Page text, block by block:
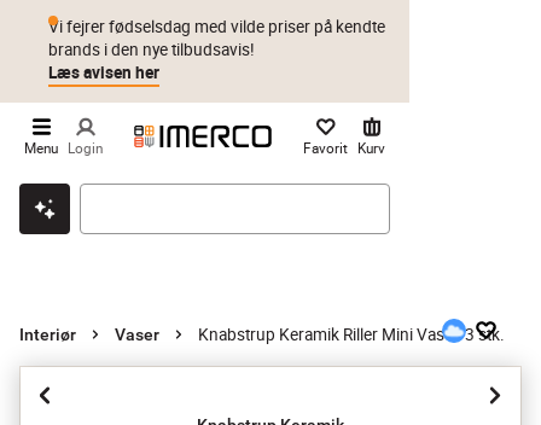
Klik & hent Byt i 1 år Prismatch
Vi fejrer fødselsdag med vilde priser på kendte
brands i den nye tilbudsavis!
Læs avisen her
Menu Login Favorit Kurv
Interiør Vaser Knabstrup Keramik Riller Mini Vase - 3 stk.